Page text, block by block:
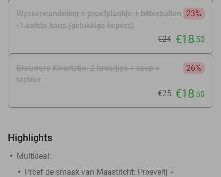
Wyckerwandeling + proefplankje + bitterballen
- Laatste kans (gelukkige kopers)
23%
€24 €18,50
Brouwers Kwartetje: 2 broodjes + soep +
tapbier
26%
€25 €18,50
Highlights
Multideal:
Proef de smaak van Maastricht: Proeverij +